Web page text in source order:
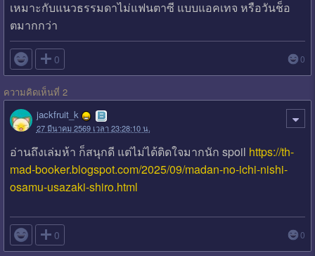
เหมาะกับแนวธรรมดาไม่แฟนตาซี แบบแอคเทจ หรือวันช็อ
ตมากกว่า
 0 0
ความคิดเห็นที่ 2
jackfruit_k
27 มีนาคม 2569 เวลา 23:28:10 น.
อ่านถึงเล่มห้า ก็สนุกดี แต่ไม่ได้ติดใจมากนัก spoil https://th-
mad-booker.blogspot.com/2025/09/madan-no-ichi-nishi-
osamu-usazaki-shiro.html
 0 0